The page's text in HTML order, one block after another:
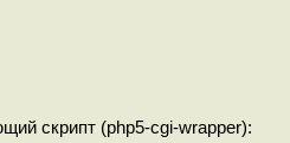
скрипт (php5-cgi-wrapper):